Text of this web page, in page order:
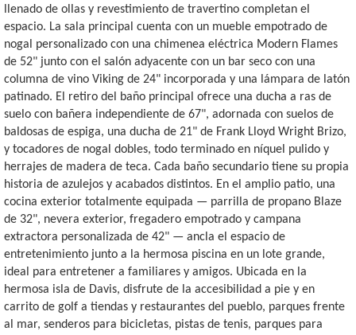
llenado de ollas y revestimiento de travertino completan el
espacio. La sala principal cuenta con un mueble empotrado de
nogal personalizado con una chimenea eléctrica Modern Flames
de 52" junto con el salón adyacente con un bar seco con una
columna de vino Viking de 24" incorporada y una lámpara de latón
patinado. El retiro del baño principal ofrece una ducha a ras de
suelo con bañera independiente de 67", adornada con suelos de
baldosas de espiga, una ducha de 21" de Frank Lloyd Wright Brizo,
y tocadores de nogal dobles, todo terminado en níquel pulido y
herrajes de madera de teca. Cada baño secundario tiene su propia
historia de azulejos y acabados distintos. En el amplio patio, una
cocina exterior totalmente equipada — parrilla de propano Blaze
de 32", nevera exterior, fregadero empotrado y campana
extractora personalizada de 42" — ancla el espacio de
entretenimiento junto a la hermosa piscina en un lote grande,
ideal para entretener a familiares y amigos. Ubicada en la
hermosa isla de Davis, disfrute de la accesibilidad a pie y en
carrito de golf a tiendas y restaurantes del pueblo, parques frente
al mar, senderos para bicicletas, pistas de tenis, parques para